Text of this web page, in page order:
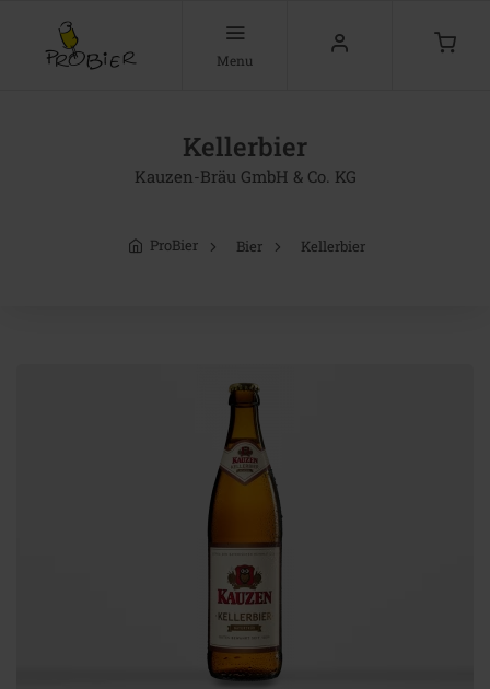
Menu
Kellerbier
Kauzen-Bräu GmbH & Co. KG
ProBier Bier Kellerbier